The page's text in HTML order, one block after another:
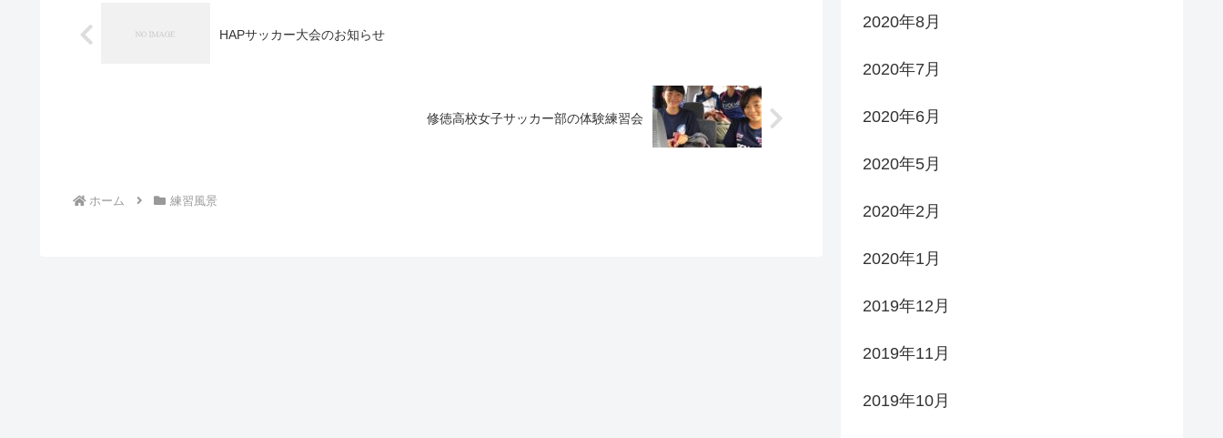
HAPサッカー大会のお知らせ
修徳高校女子サッカー部の体験練習会
ホーム 練習風景
2020年8月
2020年7月
2020年6月
2020年5月
2020年2月
2020年1月
2019年12月
2019年11月
2019年10月